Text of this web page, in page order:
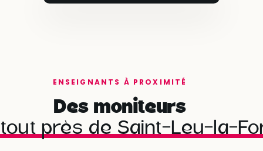
avec ton conseiller
Programme personnalisé
prêt à démarrer
✓
Martial· Antibes
★ 4,9 · 1 480 leçons réalisées
ENSEIGNANTS À PROXIMITÉ
Des moniteurs
tout près de Saint-Leu-la-